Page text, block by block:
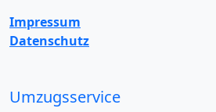
Impressum
Datenschutz
Umzugsservice